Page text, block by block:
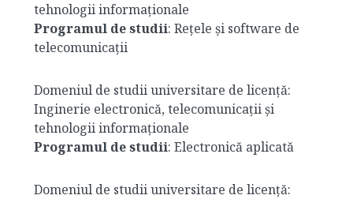
tehnologii informaționale
Programul de studii: Rețele și software de
telecomunicații
Domeniul de studii universitare de licență:
Inginerie electronică, telecomunicații și
tehnologii informaționale
Programul de studii: Electronică aplicată
Domeniul de studii universitare de licență: